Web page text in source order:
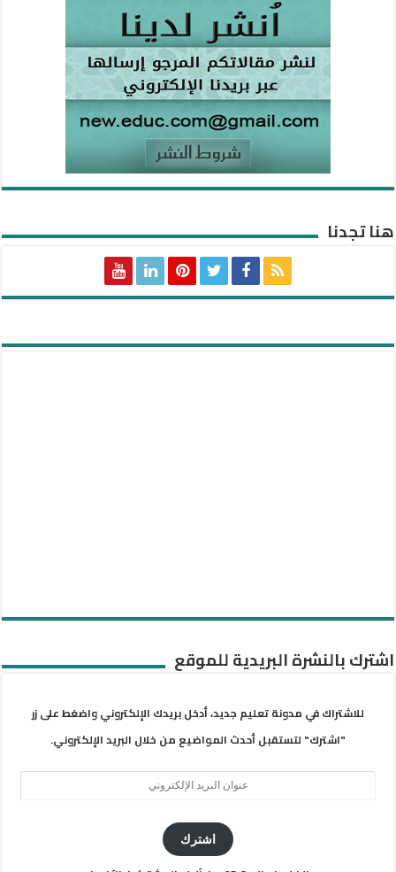
هنا تجدنا
اشترك بالنشرة البريدية للموقع
للاشتراك في مدونة تعليم جديد، أدخل بريدك الإلكتروني واضغط على زر
"اشترك" لتستقبل أحدث المواضيع من خلال البريد الإلكتروني.
اشترك